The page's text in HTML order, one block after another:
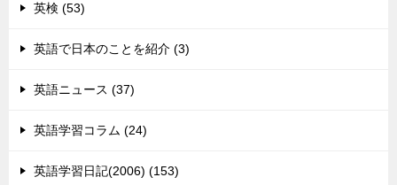
英検 (53)
英語で日本のことを紹介 (3)
英語ニュース (37)
英語学習コラム (24)
英語学習日記(2006) (153)